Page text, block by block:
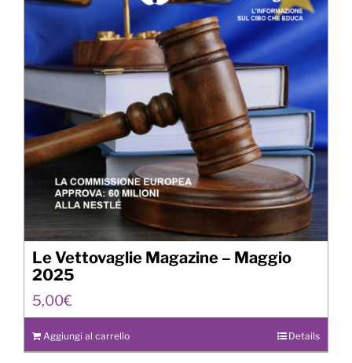
Le Vettovaglie Magazine – Maggio
2025
5,00€
Aggiungi al carrello Details